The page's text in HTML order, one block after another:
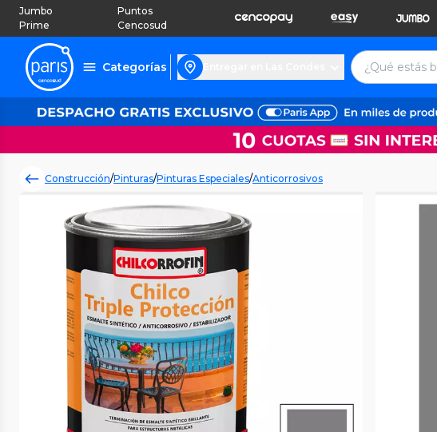
Jumbo
Prime
Puntos
Cencosud
Categorías
Construcción/Pinturas/Pinturas Especiales/Anticorrosivos